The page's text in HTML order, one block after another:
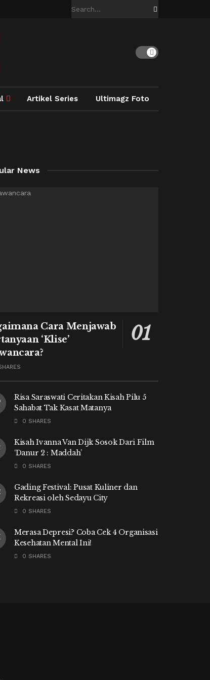
Artikel Series Ultimagz Foto
News
Cara Menjawab
‘Klise’
Risa Saraswati Ceritakan Kisah Pilu 5
Sahabat Tak Kasat Matanya
0 SHARES
Kisah Ivanna Van Dijk Sosok Dari Film
‘Danur 2 : Maddah’
0 SHARES
Gading Festival: Pusat Kuliner dan
Rekreasi oleh Sedayu City
0 SHARES
Merasa Depresi? Coba Cek 4 Organisasi
Kesehatan Mental Ini!
0 SHARES